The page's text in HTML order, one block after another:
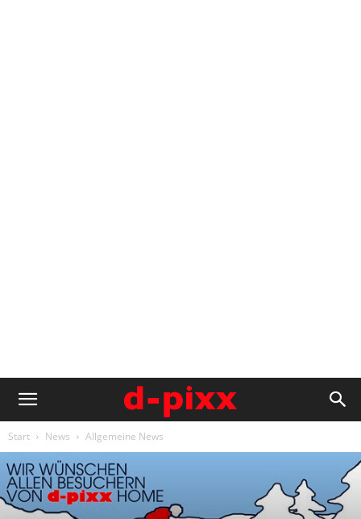
Start News Allgemeine News